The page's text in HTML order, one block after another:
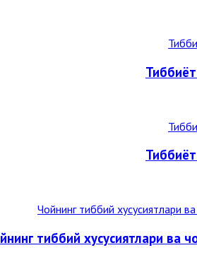
тиббий хусусиятлари ва